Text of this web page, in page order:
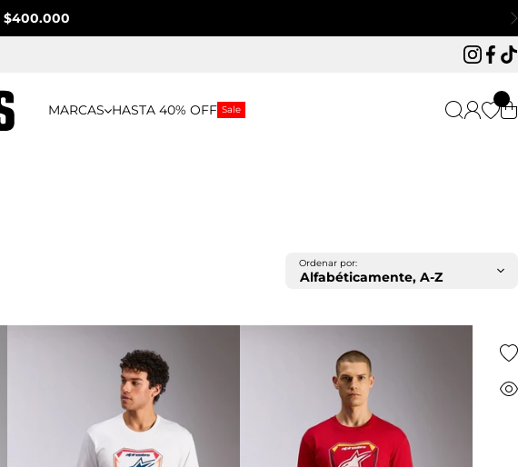
$400.000
MARCAS HASTA 40% OFF Sale
Ordenar por: